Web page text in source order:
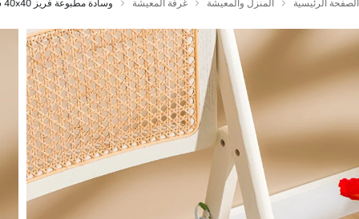
الصفحة الرئيسية المنزل والمعيشة غرفة المعيشة وسادة مطبوعة فريز 40x40 سم